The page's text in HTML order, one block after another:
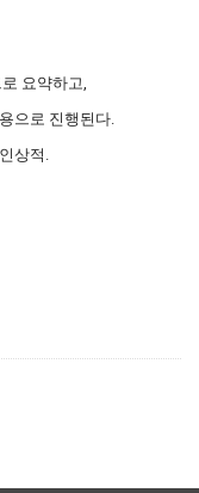
요약하고,
으로 진행된다.
상적.